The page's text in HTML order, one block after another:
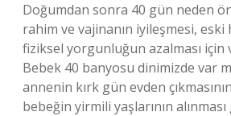
Doğumdan sonra 40 gün neden
rahim ve vajinanın iyileşmesi,
fiziksel yorgunluğun azalması için
Bebek 40 banyosu dinimizde var
annenin kırk gün evden
bebeğin yirmili yaşlarının